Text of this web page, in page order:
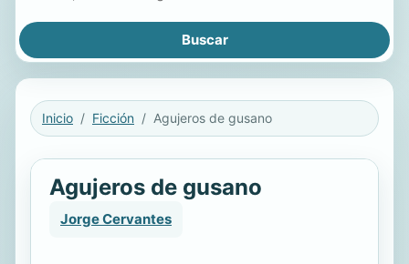
Inicio Ficción Agujeros de gusano
Agujeros de gusano
Jorge Cervantes